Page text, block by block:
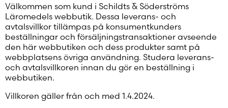
Logga in i webbshoppen
Välkommen som kund i Schildts & Söderströms
Läromedels webbutik. Dessa leverans- och
avtalsvillkor tillämpas på konsumentkunders
beställningar och försäljningstransaktioner avseende
den här webbutiken och dess produkter samt på
webbplatsens övriga användning. Studera leverans-
och avtalsvillkoren innan du gör en beställning i
webbutiken.
Villkoren gäller från och med 1.4.2024.